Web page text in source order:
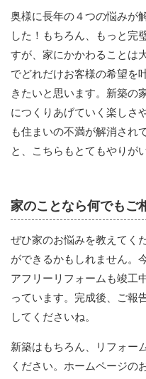
奥様に長年の４つの悩みが
した！もちろん、もっと完
すが、家にかかわることは
でどれだけお客様の希望を
きたいと思います。新築の
につくりあげていく楽しさ
も住まいの不満が解消され
と、こちらもとてもやりが
家のことなら何でもご
ぜひ家のお悩みを教えてく
ができるかもしれません。
アフリーリフォームも竣工
っています。完成後、ご報
してくださいね。
新築はもちろん、リフォー
ください。ホームページの